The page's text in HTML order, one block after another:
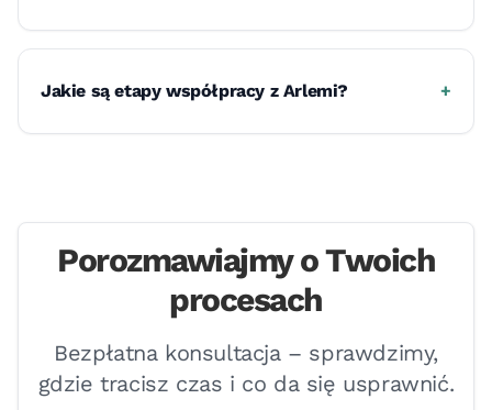
Jakie są etapy współpracy z Arlemi? +
Porozmawiajmy o Twoich
procesach
Bezpłatna konsultacja – sprawdzimy,
gdzie tracisz czas i co da się usprawnić.